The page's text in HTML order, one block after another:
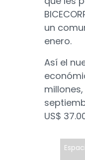
un
enero.
Así el
US$